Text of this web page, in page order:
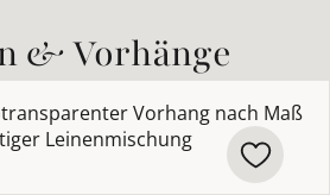
& Vorhänge
Vorhang nach Maß
Leinenmischung